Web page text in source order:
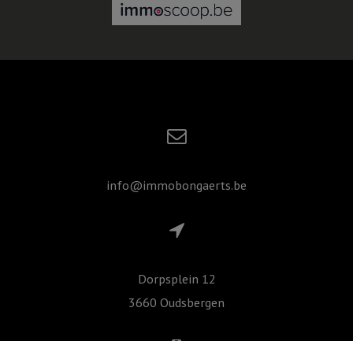
info@immobongaerts.be
Dorpsplein 12
3660 Oudsbergen